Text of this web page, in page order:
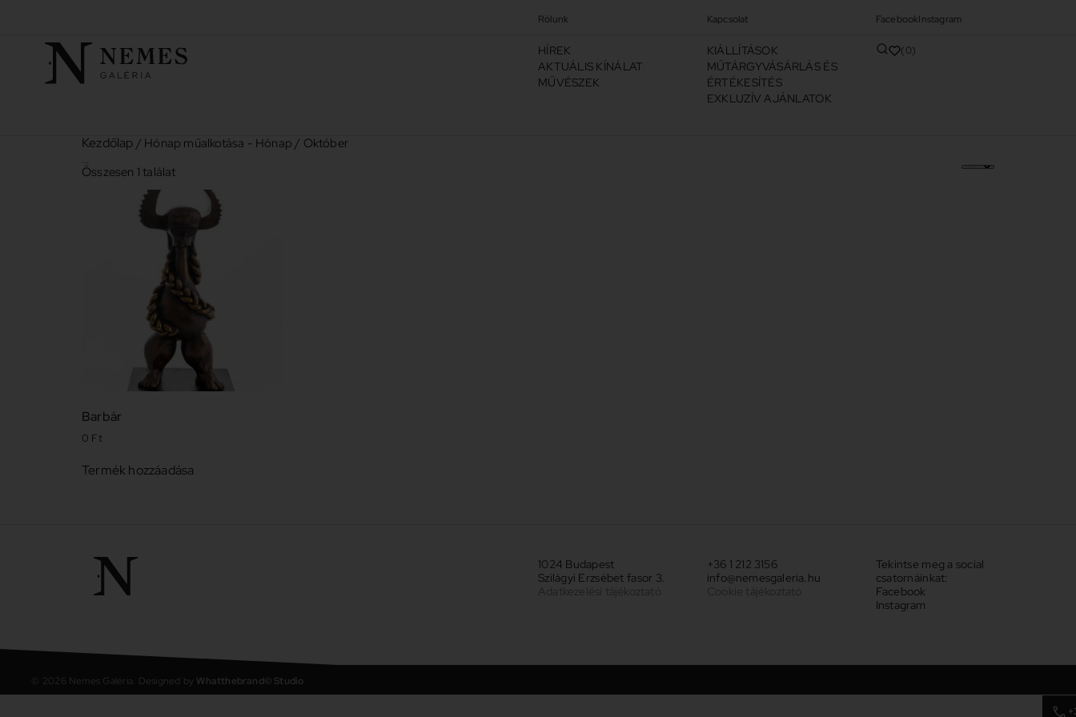
Rólunk Kapcsolat FacebookInstagram
HÍREK
AKTUÁLIS KÍNÁLAT
MŰVÉSZEK
KIÁLLÍTÁSOK
MŰTÁRGYVÁSÁRLÁS ÉS
ÉRTÉKESÍTÉS
EXKLUZÍV AJÁNLATOK
0
Kezdőlap / Hónap műalkotása - Hónap / Október
Összesen 1 találat
Barbár
0 Ft
Termék hozzáadása
1024 Budapest
Szilágyi Erzsébet fasor 3.
+36 1 212 3156
info@nemesgaleria.hu
Tekintse meg a social
csatornáinkat:
Facebook
Instagram
2026 Nemes Galéria. Designed by Whatthebrand© Studio